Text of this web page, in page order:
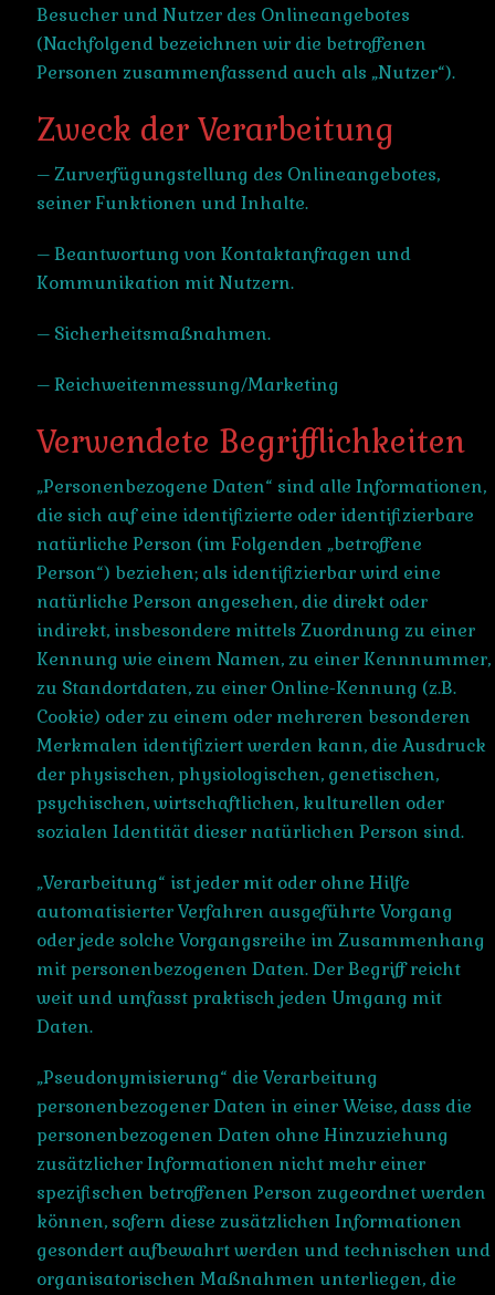
Besucher und Nutzer des Onlineangebotes
(Nachfolgend bezeichnen wir die betroffenen
Personen zusammenfassend auch als „Nutzer“).
Zweck der Verarbeitung
– Zurverfügungstellung des Onlineangebotes,
seiner Funktionen und Inhalte.
– Beantwortung von Kontaktanfragen und
Kommunikation mit Nutzern.
– Sicherheitsmaßnahmen.
– Reichweitenmessung/Marketing
Verwendete Begrifflichkeiten
„Personenbezogene Daten“ sind alle Informationen,
die sich auf eine identifizierte oder identifizierbare
natürliche Person (im Folgenden „betroffene
Person“) beziehen; als identifizierbar wird eine
natürliche Person angesehen, die direkt oder
indirekt, insbesondere mittels Zuordnung zu einer
Kennung wie einem Namen, zu einer Kennnummer,
zu Standortdaten, zu einer Online-Kennung (z.B.
Cookie) oder zu einem oder mehreren besonderen
Merkmalen identifiziert werden kann, die Ausdruck
der physischen, physiologischen, genetischen,
psychischen, wirtschaftlichen, kulturellen oder
sozialen Identität dieser natürlichen Person sind.
„Verarbeitung“ ist jeder mit oder ohne Hilfe
automatisierter Verfahren ausgeführte Vorgang
oder jede solche Vorgangsreihe im Zusammenhang
mit personenbezogenen Daten. Der Begriff reicht
weit und umfasst praktisch jeden Umgang mit
Daten.
„Pseudonymisierung“ die Verarbeitung
personenbezogener Daten in einer Weise, dass die
personenbezogenen Daten ohne Hinzuziehung
zusätzlicher Informationen nicht mehr einer
spezifischen betroffenen Person zugeordnet werden
können, sofern diese zusätzlichen Informationen
gesondert aufbewahrt werden und technischen und
organisatorischen Maßnahmen unterliegen, die